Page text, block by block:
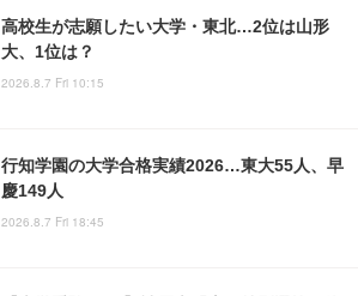
高校生が志願したい大学・東北…2位は山形
大、1位は？
2026.8.7 Fri 10:15
行知学園の大学合格実績2026…東大55人、早
慶149人
2026.8.7 Fri 18:45